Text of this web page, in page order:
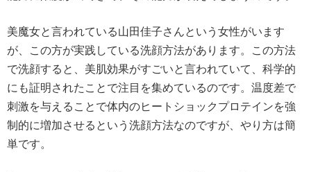
美魔女と言われている山田佳子さんという女性がいます
が、この方が実践している洗顔方法があります。この方法
で洗顔すると、美肌効果がすごいと言われていて、科学的
にも証明されたことで注目を集めているのです。温度差で
刺激を与えることで体内のヒートショックプロテインを強
制的に増加させるという洗顔方法なのですが、やり方は簡
単です。